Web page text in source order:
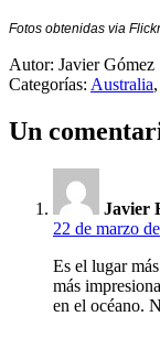
Fotos obtenidas via Flickr
Autor: Javier Gómez
Categorías: Australia,
Un
Javier
22 de marzo
Es el lugar
más
en el océano.